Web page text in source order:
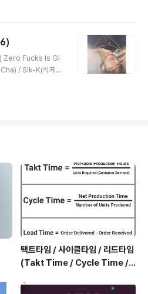
CBX (첸백시)
돼 치명적인 저 미
Oh 온몸이
을 뗄 수 없어 난 멀
Zero Fucks Is Gi
/ Sik-K(식케
다른척해 (Act Dif
만 주면 마실 수 밖
#yelowsmobb
택트타임 / 사이클타임 / 리드타임
(Takt Time / Cycle Time / L